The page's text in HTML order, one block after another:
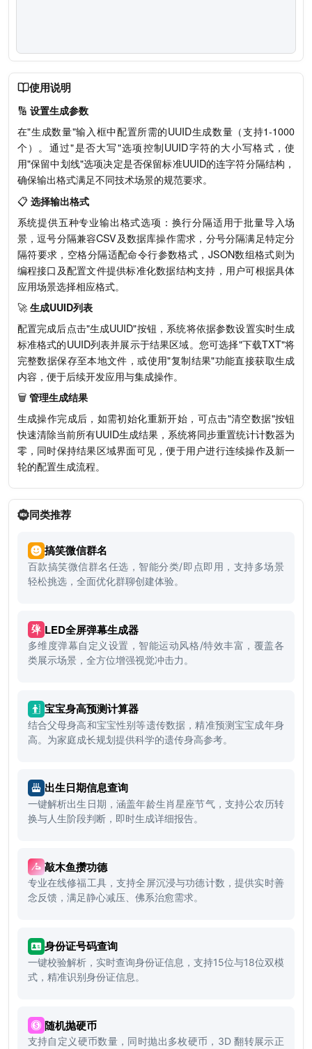
使用说明
🔢 设置生成参数
在"生成数量"输入框中配置所需的UUID生成数量（支持1-1000
个）。通过"是否大写"选项控制UUID字符的大小写格式，使
用"保留中划线"选项决定是否保留标准UUID的连字符分隔结构，
确保输出格式满足不同技术场景的规范要求。
📋 选择输出格式
系统提供五种专业输出格式选项：换行分隔适用于批量导入场
景，逗号分隔兼容CSV及数据库操作需求，分号分隔满足特定分
隔符要求，空格分隔适配命令行参数格式，JSON数组格式则为
编程接口及配置文件提供标准化数据结构支持，用户可根据具体
应用场景选择相应格式。
🚀生成UUID列表
配置完成后点击"生成UUID"按钮，系统将依据参数设置实时生成
标准格式的UUID列表并展示于结果区域。您可选择"下载TXT"将
完整数据保存至本地文件，或使用"复制结果"功能直接获取生成
内容，便于后续开发应用与集成操作。
🗑️ 管理生成结果
生成操作完成后，如需初始化重新开始，可点击"清空数据"按钮
快速清除当前所有UUID生成结果，系统将同步重置统计计数器为
零，同时保持结果区域界面可见，便于用户进行连续操作及新一
轮的配置生成流程。
同类推荐
搞笑微信群名
百款搞笑微信群名任选，智能分类/即点即用，支持多场景
轻松挑选，全面优化群聊创建体验。
LED全屏弹幕生成器
多维度弹幕自定义设置，智能运动风格/特效丰富，覆盖各
类展示场景，全方位增强视觉冲击力。
宝宝身高预测计算器
结合父母身高和宝宝性别等遗传数据，精准预测宝宝成年身
高。为家庭成长规划提供科学的遗传身高参考。
出生日期信息查询
一键解析出生日期，涵盖年龄生肖星座节气，支持公农历转
换与人生阶段判断，即时生成详细报告。
敲木鱼攒功德
专业在线修福工具，支持全屏沉浸与功德计数，提供实时善
念反馈，满足静心减压、佛系治愈需求。
身份证号码查询
一键校验解析，实时查询身份证信息，支持15位与18位双模
式，精准识别身份证信息。
随机抛硬币
支持自定义硬币数量，同时抛出多枚硬币，3D 翻转展示正